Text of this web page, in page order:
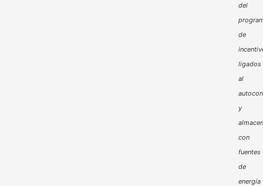
del
de
ligados
al
y
con
fuentes
de
energía